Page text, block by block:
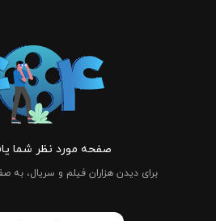
صفحه مورد نظر شما
برای دیدن هزاران فیلم و سریال، به